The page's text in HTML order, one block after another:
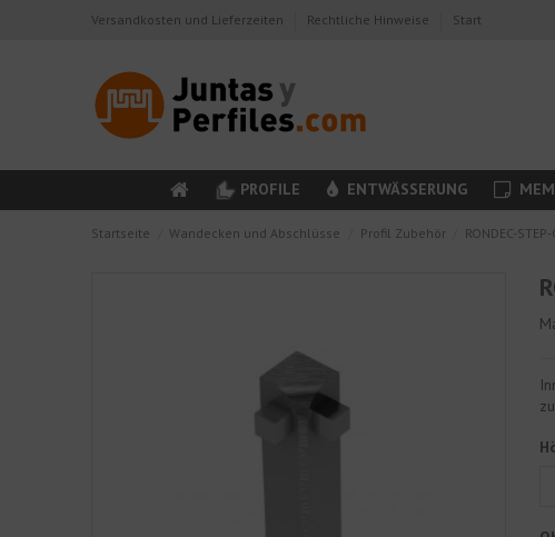
Versandkosten und Lieferzeiten Rechtliche Hinweise Start
PROFILE ENTWÄSSERUNG
Startseite Wandecken und Abschlüsse Profil Zubehör RONDEC-